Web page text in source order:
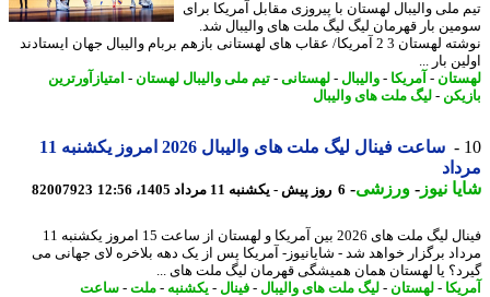
ملی والیبال لهستان با پیروزی مقابل آمریکا برای
بار قهرمان لیگ لیگ ملت های والیبال شد.
نوشته لهستان 3 2 آمریکا/ عقاب های لهستانی بازهم بربام والیبال جهان ایستادند
بار ...
-آمریکا- والیبال-لهستانی-تیم ملی والیبال لهستان-امتیازآورترین
-لیگ ملت های والیبال
ساعت فینال لیگ ملت های والیبال 2026 امروز یکشنبه 11
نیوز-ورزشی-6 روز پیش - یکشنبه 11 مرداد 1405، 12:56 82007923
فینال لیگ ملت های 2026 بین آمریکا و لهستان از ساعت 15 امروز یکشنبه 11
برگزار خواهد شد - شایانیوز- آمریکا پس از یک دهه بلاخره لای جهانی می
یا لهستان همان همیشگی قهرمان لیگ ملت های ...
- لهستان-لیگ ملت های والیبال-فینال-یکشنبه-ملت -ساعت